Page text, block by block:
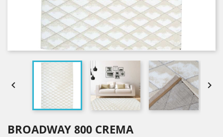
 
BROADWAY 800 CREMA